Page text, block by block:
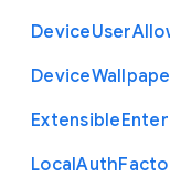
DeviceUser
Device
Extensible
LocalAuth